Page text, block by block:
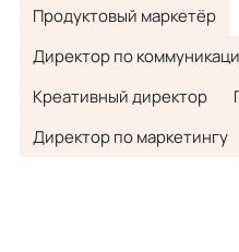
Продуктовый маркетёр
Директор по
Креативный директор
Директор по маркетингу